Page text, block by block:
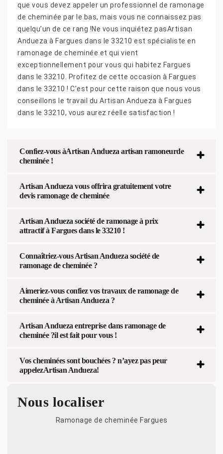
que vous devez appeler un professionnel de ramonage
de cheminée par le bas, mais vous ne connaissez pas
quelqu’un de ce rang !Ne vous inquiétez pasArtisan
Andueza à Fargues dans le 33210 est spécialiste en
ramonage de cheminée et qui vient
exceptionnellement pour vous qui habitez Fargues
dans le 33210. Profitez de cette occasion à Fargues
dans le 33210 ! C’est pour cette raison que nous vous
conseillons le travail du Artisan Andueza à Fargues
dans le 33210, vous aurez réelle satisfaction !
Confiez-vous àArtisan Andueza artisan ramoneurde
cheminée !
Artisan Andueza vous offrira gratuitement votre
devis ramonage de cheminée
Artisan Andueza société de ramonage à prix
attractif à Fargues dans le 33210 !
Connaîtriez-vous Artisan Andueza société de
ramonage de cheminée ?
Aimeriez-vous confiez vos travaux de ramonage de
cheminée à Artisan Andueza ?
Artisan Andueza entreprise dans ramonage de
cheminée ?il est fait pour vous !
Vos cheminées sont bouchées ? n’ayez pas peur
appelezArtisan Andueza!
Nous localiser
Ramonage de cheminée Fargues